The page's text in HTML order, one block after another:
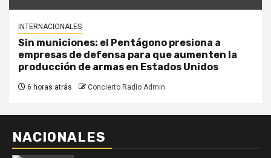
INTERNACIONALES
Sin municiones: el Pentágono presiona a
empresas de defensa para que aumenten la
producción de armas en Estados Unidos
6 horas atrás Concierto Radio Admin
NACIONALES